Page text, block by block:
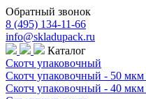
Обратный звонок
8 (495) 134-11-66
info@skladupack.ru
Каталог
Скотч упаковочный
Скотч упаковочный - 50 мкм
Скотч упаковочный - 40 мкм